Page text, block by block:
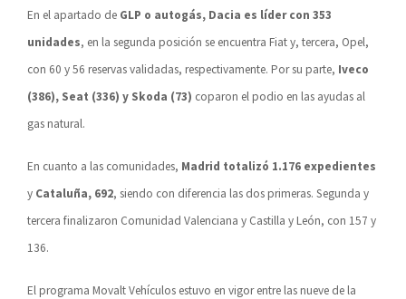
En el apartado de GLP o autogás, Dacia es líder con 353
unidades, en la segunda posición se encuentra Fiat y, tercera, Opel,
con 60 y 56 reservas validadas, respectivamente. Por su parte, Iveco
(386), Seat (336) y Skoda (73) coparon el podio en las ayudas al
gas natural.
En cuanto a las comunidades, Madrid totalizó 1.176 expedientes
y Cataluña, 692, siendo con diferencia las dos primeras. Segunda y
tercera finalizaron Comunidad Valenciana y Castilla y León, con 157 y
136.
El programa Movalt Vehículos estuvo en vigor entre las nueve de la